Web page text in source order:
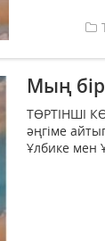
Мың
ТӨРТІНШІ
әңгіме
Ұлбике мен